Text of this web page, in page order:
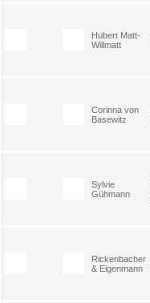
Hubert Matt-
Willmatt
Corinna von
Basewitz
Sylvie
Gühmann
Rickenbacher
& Eigenmann